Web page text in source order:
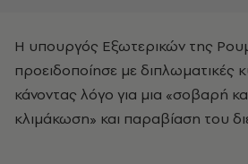
Η υπουργός Εξωτερικών της
προειδοποίησε με διπλωματικές
κάνοντας λόγο για μια «σοβαρή
κλιμάκωση» και παραβίαση του